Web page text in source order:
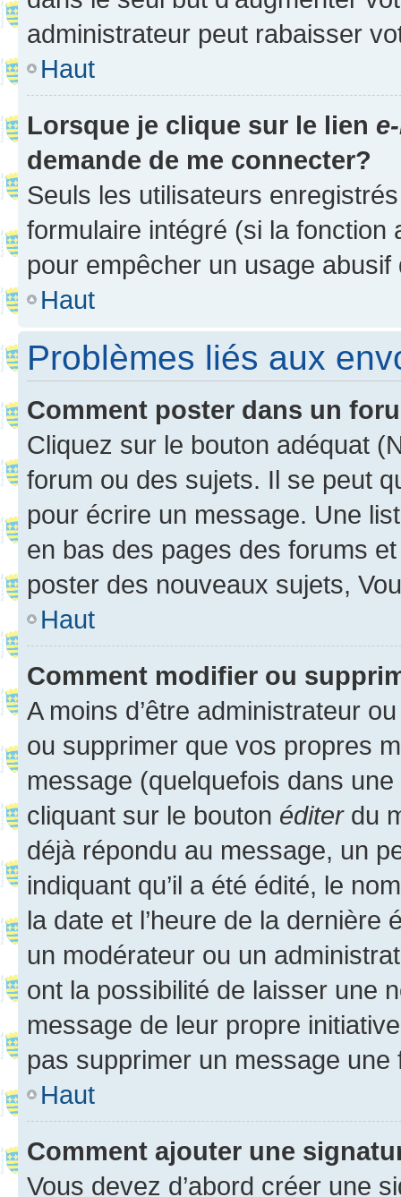
administrateur peut rabaisser
Haut
Lorsque je clique sur le lien
demande de me connecter?
Seuls les utilisateurs
formulaire intégré (si la fonction
pour empêcher un usage
Haut
Problèmes liés aux
Comment poster dans un
Cliquez sur le bouton adéquat
forum ou des sujets. Il se peut
pour écrire un message. Une
en bas des pages des forums
poster des nouveaux sujets,
Haut
Comment modifier ou
A moins d’être administrateur
ou supprimer que vos propres
message (quelquefois dans
cliquant sur le bouton éditerdu
déjà répondu au message, un
indiquant qu’il a été édité, le
la date et l’heure de la dernière
un modérateur ou un
ont la possibilité de laisser une
message de leur propre
pas supprimer un message une
Haut
Comment ajouter une
Vous devez d’abord créer une